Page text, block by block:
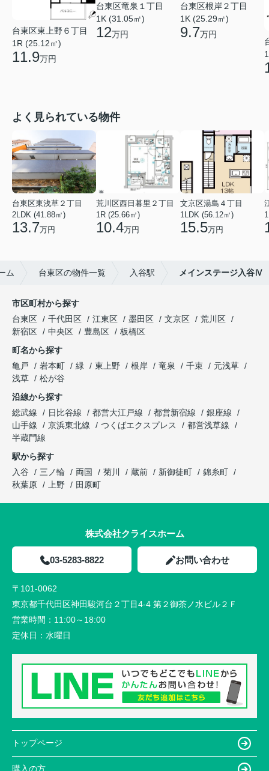
台東区東上野６丁目
1R (25.12㎡)
11.9万円
台東区竜泉１丁目
1K (31.05㎡)
12万円
台東区根岸２丁目
1K (25.29㎡)
9.7万円
よく見られている物件
台東区東浅草２丁目
2LDK (41.88㎡)
13.7万円
荒川区西日暮里２丁目
1R (25.66㎡)
10.4万円
文京区湯島４丁目
1LDK (56.12㎡)
15.5万円
ム 台東区の物件一覧 入谷駅 メインステージ入谷Ⅳ
市区町村から探す
台東区
千代田区 江東区 墨田区 文京区
荒川区
新宿区
中央区 豊島区
板橋区
町名から探す
亀戸
岩本町 緑 東上野 根岸 竜泉 千束
元浅草
浅草
松が谷
沿線から探す
総武線
日比谷線 都営大江戸線 都営新宿線
銀座線
山手線
京浜東北線 つくばエクスプレス
都営浅草線
半蔵門線
駅から探す
入谷
三ノ輪 両国 菊川 蔵前 新御徒町
錦糸町
秋葉原
上野 田原町
株式会社クライスホーム
03-5283-8822 お問い合わせ
〒101-0062
東京都千代田区神田駿河台２丁目4-4 第２御茶ノ水ビル２Ｆ
営業時間： 11:00～18:00
定休日： 水曜日
トップページ
購入の方